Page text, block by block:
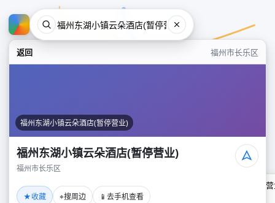
返回 福州市长乐区
福州东湖小镇云朵酒店(暂停营业)
福州东湖小镇云朵酒店(暂停营业)
福州市长乐区
★收藏 ⌖搜周边 📱 去手机查看
福州东湖小镇云朵酒店(暂停